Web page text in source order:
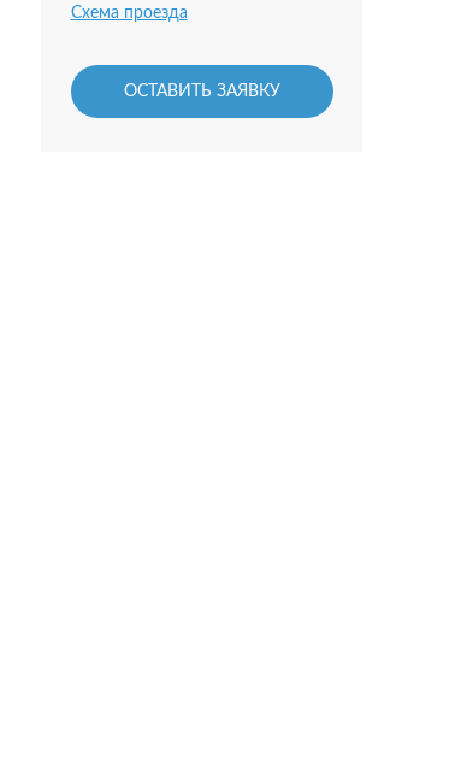
Схема проезда
ОСТАВИТЬ ЗАЯВКУ